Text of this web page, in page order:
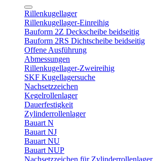
Rillenkugellager
Rillenkugellager-Einreihig
Bauform 2Z Deckscheibe beidseitig
Bauform 2RS Dichtscheibe beidseitig
Offene Ausführung
Abmessungen
Rillenkugellager-Zweireihig
SKF Kugellagersuche
Nachsetzzeichen
Kegelrollenlager
Dauerfestigkeit
Zylinderrollenlager
Bauart N
Bauart NJ
Bauart NU
Bauart NUP
Nachsetzzeichen für Zylinderrollenlager